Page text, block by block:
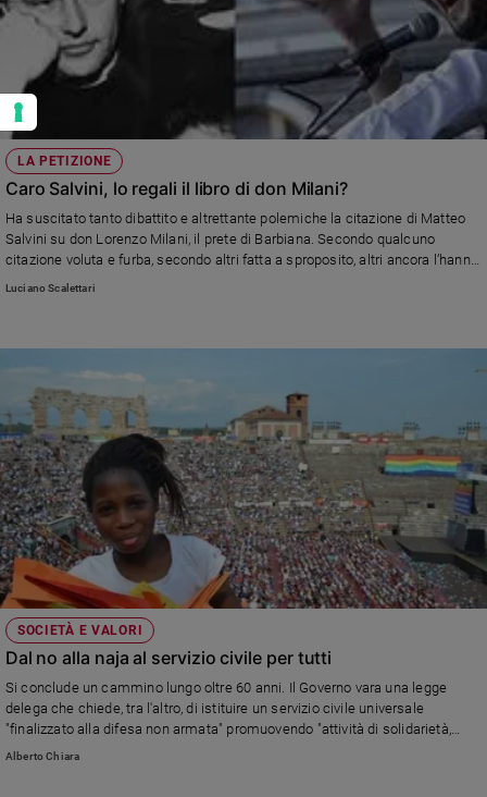
LA PETIZIONE
Caro Salvini, lo regali il libro di don Milani?
Ha suscitato tanto dibattito e altrettante polemiche la citazione di Matteo
Salvini su don Lorenzo Milani, il prete di Barbiana. Secondo qualcuno
citazione voluta e furba, secondo altri fatta a sproposito, altri ancora l’hanno
definita una boutade, detta da uno che non conosce il pensiero e la figura di
leader della Lega aveva ripreso la frase) a tutti i parlamentari e consiglieri
regionali del suo partito. Quale modo migliore per ribadire non solo che il
suo riferimento era voluto e consapevole, ma anche che ne apprezza
(alcune o molte) delle idee e dei valori di don Lorenzo? E quale modo
migliore per condividere con i compagni di partito l’interesse dimostrato da
Salvini nei confronti del pensiero del prete di Barbiana? Attendiamo,
naturalmente, una sua risposta, positiva o negativa che sia. In pochi giorni
sono già alcune migliaia le persone che hanno appoggiato la nostra
petizione. Ecco il testo. Se vuoi, la puoi sostenere anche tu.
Luciano Scalettari
SOCIETÀ E VALORI
Dal no alla naja al servizio civile per tutti
Si conclude un cammino lungo oltre 60 anni. Il Governo vara una legge
delega che chiede, tra l'altro, di istituire un servizio civile universale
"finalizzato alla difesa non armata" promuovendo "attività di solidarietà,
inclusione sociale, cittadinanza attiva, tutela e valorizzazione del patrimonio
Alberto Chiara